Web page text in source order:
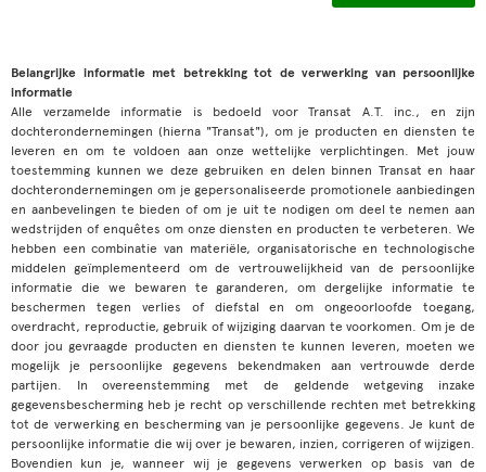
Belangrijke informatie met betrekking tot de verwerking van persoonlijke
informatie
Alle verzamelde informatie is bedoeld voor Transat A.T. inc., en zijn
dochterondernemingen (hierna "Transat"), om je producten en diensten te
leveren en om te voldoen aan onze wettelijke verplichtingen. Met jouw
toestemming kunnen we deze gebruiken en delen binnen Transat en haar
dochterondernemingen om je gepersonaliseerde promotionele aanbiedingen
en aanbevelingen te bieden of om je uit te nodigen om deel te nemen aan
wedstrijden of enquêtes om onze diensten en producten te verbeteren. We
hebben een combinatie van materiële, organisatorische en technologische
middelen geïmplementeerd om de vertrouwelijkheid van de persoonlijke
informatie die we bewaren te garanderen, om dergelijke informatie te
beschermen tegen verlies of diefstal en om ongeoorloofde toegang,
overdracht, reproductie, gebruik of wijziging daarvan te voorkomen. Om je de
door jou gevraagde producten en diensten te kunnen leveren, moeten we
mogelijk je persoonlijke gegevens bekendmaken aan vertrouwde derde
partijen. In overeenstemming met de geldende wetgeving inzake
gegevensbescherming heb je recht op verschillende rechten met betrekking
tot de verwerking en bescherming van je persoonlijke gegevens. Je kunt de
persoonlijke informatie die wij over je bewaren, inzien, corrigeren of wijzigen.
Bovendien kun je, wanneer wij je gegevens verwerken op basis van de